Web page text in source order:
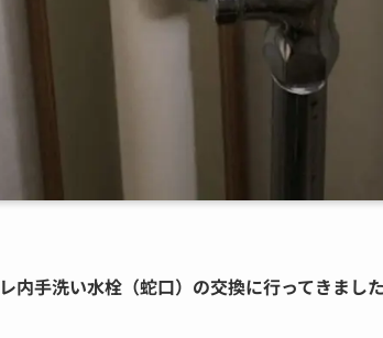
内手洗い水栓（蛇口）の交換に行ってきました